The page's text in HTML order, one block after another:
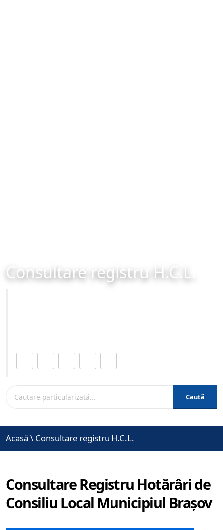
Consultare registru H.C.L.
Caută
Acasă \ Consultare registru H.C.L.
Consultare Registru Hotărâri de
Consiliu Local Municipiul Brașov